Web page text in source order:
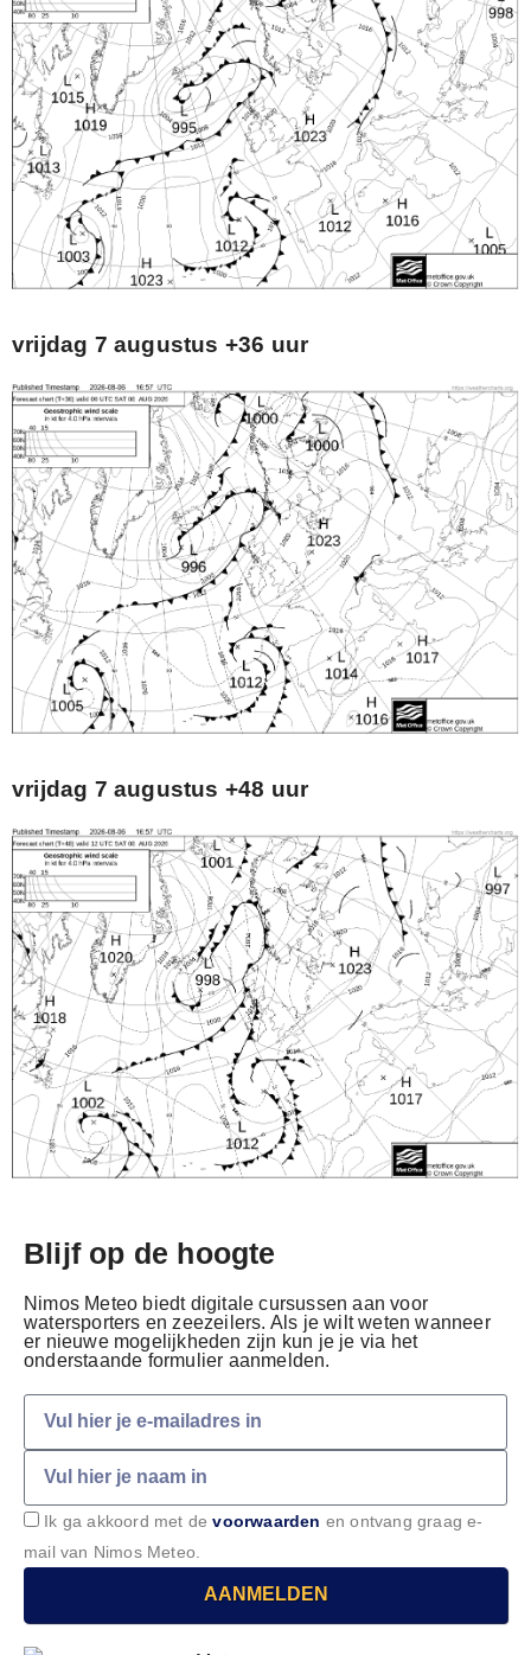
vrijdag 7 augustus +36 uur
vrijdag 7 augustus +48 uur
Blijf op de hoogte
Nimos Meteo biedt digitale cursussen aan voor
watersporters en zeezeilers. Als je wilt weten wanneer
er nieuwe mogelijkheden zijn kun je je via het
onderstaande formulier aanmelden.
Ik ga akkoord met devoorwaarden en ontvang graag e-
mail van Nimos Meteo.
AANMELDEN